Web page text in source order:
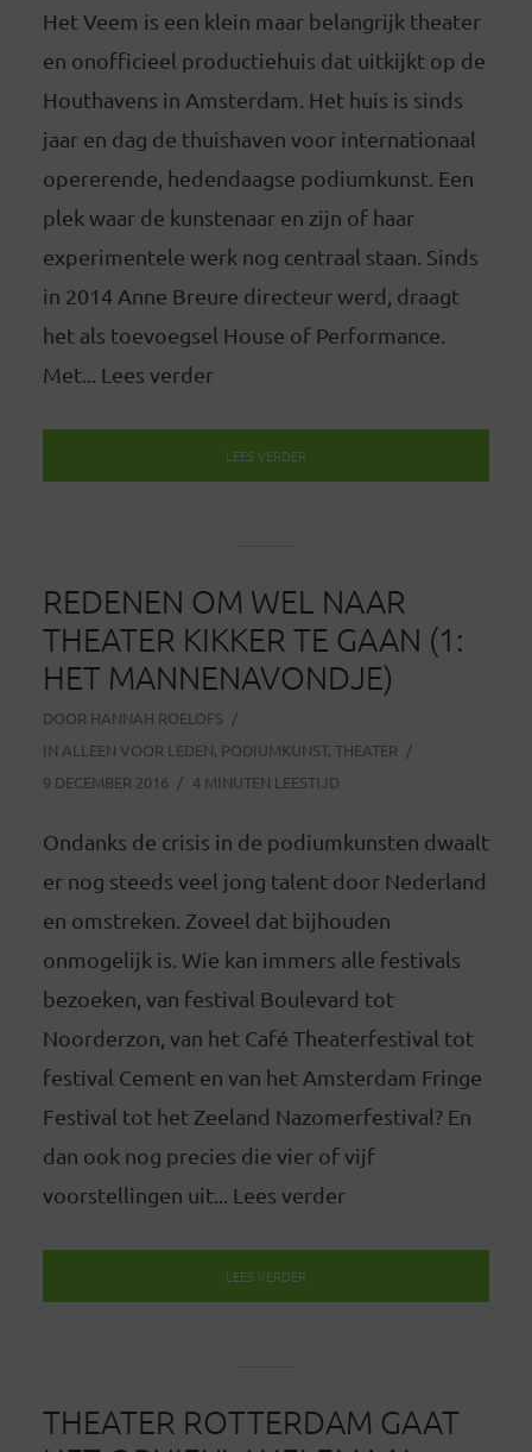
Het Veem is een klein maar belangrijk theater
en onofficieel productiehuis dat uitkijkt op de
Houthavens in Amsterdam. Het huis is sinds
jaar en dag de thuishaven voor internationaal
opererende, hedendaagse podiumkunst. Een
plek waar de kunstenaar en zijn of haar
experimentele werk nog centraal staan. Sinds
in 2014 Anne Breure directeur werd, draagt
het als toevoegsel House of Performance.
Met... Lees verder
LEES VERDER
REDENEN OM WEL NAAR
THEATER KIKKER TE GAAN (1:
HET MANNENAVONDJE)
DOOR HANNAH ROELOFS
IN ALLEEN VOOR LEDEN, PODIUMKUNST, THEATER
9 DECEMBER 2016
4 MINUTEN LEESTIJD
Ondanks de crisis in de podiumkunsten dwaalt
er nog steeds veel jong talent door Nederland
en omstreken. Zoveel dat bijhouden
onmogelijk is. Wie kan immers alle festivals
bezoeken, van festival Boulevard tot
Noorderzon, van het Café Theaterfestival tot
festival Cement en van het Amsterdam Fringe
Festival tot het Zeeland Nazomerfestival? En
dan ook nog precies die vier of vijf
voorstellingen uit... Lees verder
LEES VERDER
THEATER ROTTERDAM GAAT